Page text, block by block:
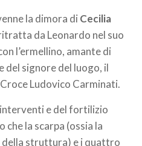
la dimora di Cecilia
da Leonardo nel suo
l’ermellino, amante di
del signore del luogo, il
Ludovico Carminati.
e del fortilizio
la scarpa (ossia la
della struttura) e i quattro